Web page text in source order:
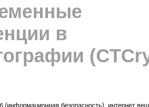
в
(информационная безопасность), интернет